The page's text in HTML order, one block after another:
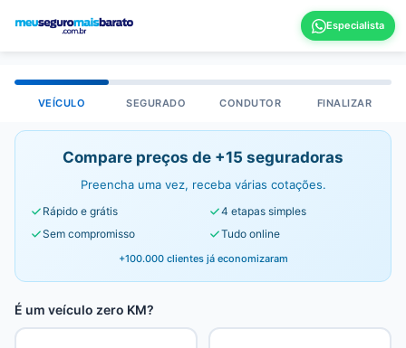
VEÍCULO SEGURADO CONDUTOR FINALIZAR
Compare preços de +15 seguradoras
Preencha uma vez, receba várias cotações.
Rápido e grátis
4 etapas simples
Sem compromisso
Tudo online
+100.000 clientes já economizaram
É um veículo zero KM?